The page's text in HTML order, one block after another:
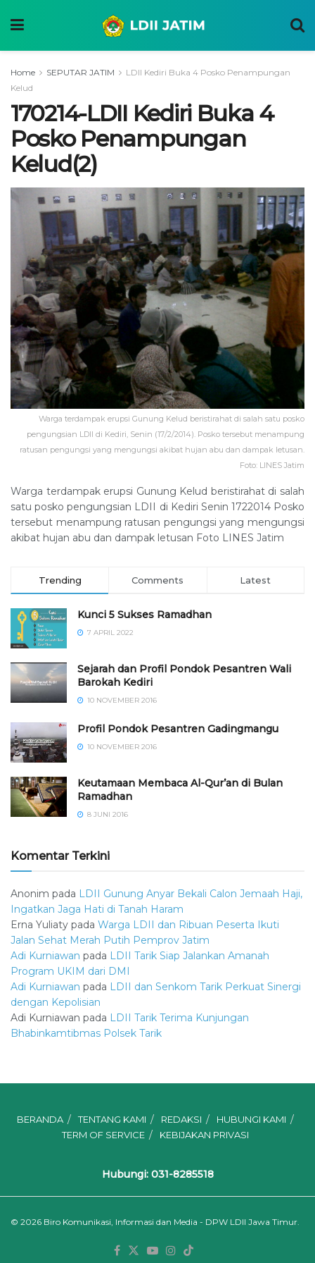
Home SEPUTAR JATIM
LDII Kediri Buka 4 Posko Penampungan
Kelud
170214-LDII Kediri Buka 4
Posko Penampungan
Kelud(2)
Warga terdampak erupsi Gunung Kelud beristirahat di salah satu posko
pengungsian LDII di Kediri, Senin (17/2/2014). Posko tersebut menampung
ratusan pengungsi yang mengungsi akibat hujan abu dan dampak letusan.
Foto: LINES Jatim
Warga terdampak erupsi Gunung Kelud beristirahat di salah
satu posko pengungsian LDII di Kediri Senin 1722014 Posko
tersebut menampung ratusan pengungsi yang mengungsi
akibat hujan abu dan dampak letusan Foto LINES Jatim
Trending Comments Latest
Kunci 5 Sukses Ramadhan
7 APRIL 2022
Sejarah dan Profil Pondok Pesantren Wali
Barokah Kediri
10 NOVEMBER 2016
⁠⁠⁠Profil Pondok Pesantren Gadingmangu
10 NOVEMBER 2016
Keutamaan Membaca Al-Qur’an di Bulan
Ramadhan
8 JUNI 2016
Komentar Terkini
Anonim pada LDII Gunung Anyar Bekali Calon Jemaah Haji,
Ingatkan Jaga Hati di Tanah Haram
Erna Yuliaty pada Warga LDII dan Ribuan Peserta Ikuti
Jalan Sehat Merah Putih Pemprov Jatim
Adi Kurniawan pada LDII Tarik Siap Jalankan Amanah
Program UKIM dari DMI
Adi Kurniawan pada LDII dan Senkom Tarik Perkuat Sinergi
dengan Kepolisian
Adi Kurniawan pada LDII Tarik Terima Kunjungan
Bhabinkamtibmas Polsek Tarik
BERANDA TENTANG KAMI REDAKSI
HUBUNGI KAMI
TERM OF SERVICE
KEBIJAKAN PRIVASI
Hubungi: 031-8285518
© 2026 Biro Komunikasi, Informasi dan Media - DPW LDII Jawa Timur.